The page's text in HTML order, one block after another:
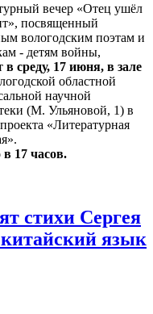
вечер «Отец ушёл
посвященный
вологодским поэтам и
- детям войны,
в среду, 17 июня, в зале
областной
научной
(М. Ульяновой, 1) в
«Литературная
17 часов.
стихи Сергея
язык